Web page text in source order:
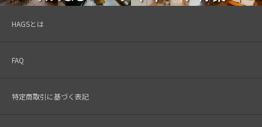
HAGSとは
FAQ
特定商取引に基づく表記